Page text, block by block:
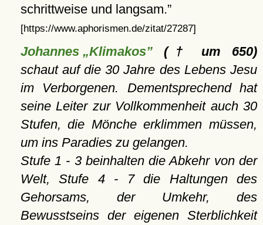
schrittweise und langsam.
[https://www.aphorismen.de/zitat/27287]
Johannes „Klimakos”(† um 650)
schaut auf die 30 Jahre des Lebens Jesu
im Verborgenen. Dementsprechend hat
seine Leiter zur Vollkommenheit auch 30
Stufen, die Mönche erklimmen müssen,
um ins Paradies zu gelangen.
Stufe 1 - 3 beinhalten die Abkehr von der
Welt, Stufe 4 - 7 die Haltungen des
Gehorsams, der Umkehr, des
Bewusstseins der eigenen Sterblichkeit